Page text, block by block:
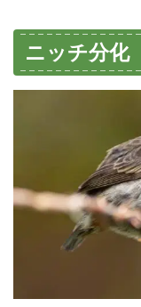
ニッチ分化